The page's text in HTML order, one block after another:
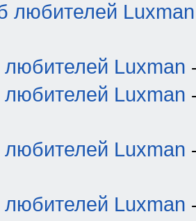
любителей Luxman
Luxman
Luxman
Luxman
Luxman